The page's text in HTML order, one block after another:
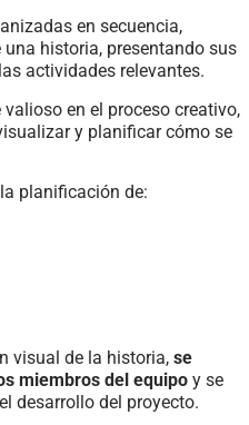
en secuencia,
historia, presentando sus
actividades relevantes.
en el proceso creativo,
y planificar cómo se
planificación de:
visual de la historia, se
miembros del equipo y se
desarrollo del proyecto.